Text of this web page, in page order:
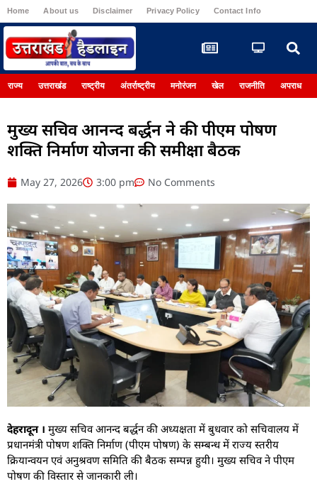
Home About us Disclaimer Privacy Policy Contact Info
राज्य उत्तराखंड राष्ट्रीय अंतर्राष्ट्रीय मनोरंजन खेल राजनीति अपराध
मुख्य सचिव आनन्द बर्द्धन ने की पीएम पोषण
शक्ति निर्माण योजना की समीक्षा बैठक
May 27, 2026 3:00 pm No Comments
देहरादून । मुख्य सचिव आनन्द बर्द्धन की अध्यक्षता में बुधवार को सचिवालय में
प्रधानमंत्री पोषण शक्ति निर्माण (पीएम पोषण) के सम्बन्ध में राज्य स्तरीय
क्रियान्वयन एवं अनुश्रवण समिति की बैठक सम्पन्न हुयी। मुख्य सचिव ने पीएम
पोषण की विस्तार से जानकारी ली।